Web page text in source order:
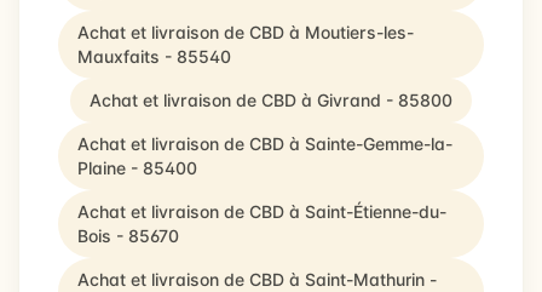
Achat et livraison de CBD à Moutiers-les-
Mauxfaits - 85540
Achat et livraison de CBD à Givrand - 85800
Achat et livraison de CBD à Sainte-Gemme-la-
Plaine - 85400
Achat et livraison de CBD à Saint-Étienne-du-
Bois - 85670
Achat et livraison de CBD à Saint-Mathurin -